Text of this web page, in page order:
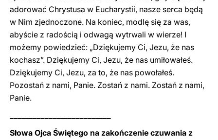
adorować Chrystusa w Eucharystii, nasze serca będą
w Nim zjednoczone. Na koniec, modlę się za was,
abyście z radością i odwagą wytrwali w wierze! I
możemy powiedzieć: „Dziękujemy Ci, Jezu, że nas
kochasz”. Dziękujemy Ci, Jezu, że nas umiłowałeś.
Dziękujemy Ci, Jezu, za to, że nas powołałeś.
Pozostań z nami, Panie. Zostań z nami. Zostań z nami,
Panie.
Słowa Ojca Świętego na zakończenie czuwania z